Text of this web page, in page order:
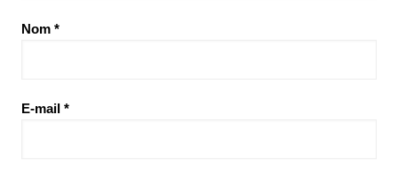
Nom *
E-mail *